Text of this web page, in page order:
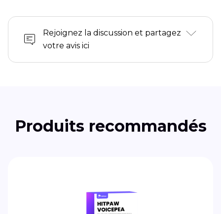
Rejoignez la discussion et partagez
votre avis ici
Produits recommandés